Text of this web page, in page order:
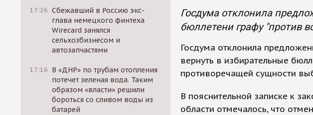
17:26 Сбежавший в Россию экс-
глава немецкого финтеха
Wirecard занялся
сельхозбизнесом и
автозапчастями
17:16 В «ДНР» по трубам отопления
потечет зеленая вода. Таким
образом «власти» решили
бороться со сливом воды из
батарей
Госдума отклонила
бюллетени графу "против
Госдума отклонила
вернуть в избирательные
противоречащей сущности
В пояснительной записке к
области отмечалось, что